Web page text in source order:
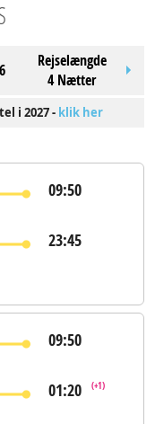
Rejselængde
4 Nætter
i 2027 - klik her
09:50
23:45
09:50
01:20 (+1)